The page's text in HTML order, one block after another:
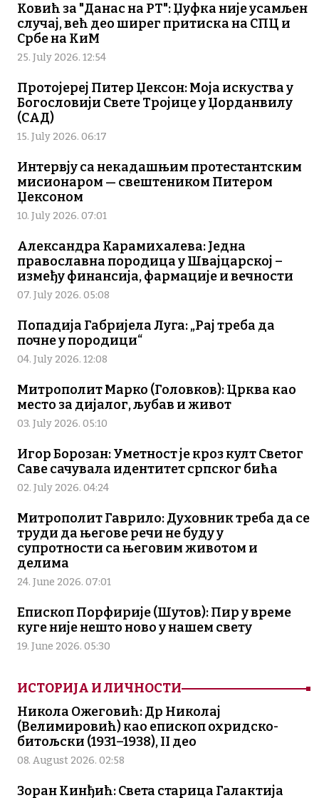
Ковић за "Данас на РТ": Џуфка није усамљен
случај, већ део ширег притиска на СПЦ и
Србе на КиМ
25. July 2026. 12:54
Протојереј Питер Џексон: Моја искуства у
Богословији Свете Тројице у Џорданвилу
(САД)
15. July 2026. 06:17
Интервју са некадашњим протестантским
мисионаром — свештеником Питером
Џексоном
10. July 2026. 07:01
Александра Карамихалева: Једна
православна породица у Швајцарској –
између финансија, фармације и вечности
07. July 2026. 05:08
Попадија Габријела Луга: „Рај треба да
почне у породици“
04. July 2026. 12:08
Митрополит Марко (Головков): Црква као
место за дијалог, љубав и живот
03. July 2026. 05:10
Игор Борозан: Уметност је кроз култ Светог
Саве сачувала идентитет српског бића
02. July 2026. 04:24
Митрополит Гаврило: Духовник треба да се
труди да његове речи не буду у
супротности са његовим животом и
делима
24. June 2026. 07:01
Епископ Порфирије (Шутов): Пир у време
куге није нешто ново у нашем свету
19. June 2026. 05:30
ИСТОРИЈА И ЛИЧНОСТИ
Никола Ожеговић: Др Николај
(Велимировић) као епископ охридско-
битољски (1931–1938), II део
08. August 2026. 02:58
Зоран Кинђић: Света старица Галактија